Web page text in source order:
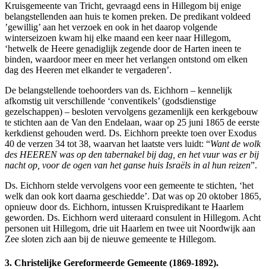
Kruisgemeente van Tricht, gevraagd eens in Hillegom bij enige
belangstellenden aan huis te komen preken. De predikant voldeed
’gewillig’ aan het verzoek en ook in het daarop volgende
winterseizoen kwam hij elke maand een keer naar Hillegom,
‘hetwelk de Heere genadiglijk zegende door de Harten ineen te
binden, waardoor meer en meer het verlangen ontstond om elken
dag des Heeren met elkander te vergaderen’.
De belangstellende toehoorders van ds. Eichhorn – kennelijk
afkomstig uit verschillende ‘conventikels’ (godsdienstige
gezelschappen) – besloten vervolgens gezamenlijk een kerkgebouw
te stichten aan de Van den Endelaan, waar op 25 juni 1865 de eerste
kerkdienst gehouden werd. Ds. Eichhorn preekte toen over Exodus
40 de verzen 34 tot 38, waarvan het laatste vers luidt: “Want de wolk
des HEEREN was op den tabernakel bij dag, en het vuur was er bij
nacht op, voor de ogen van het ganse huis Israëls in al hun reizen”.
Ds. Eichhorn stelde vervolgens voor een gemeente te stichten, ‘het
welk dan ook kort daarna geschiedde’. Dat was op 20 oktober 1865,
opnieuw door ds. Eichhorn, intussen Kruispredikant te Haarlem
geworden. Ds. Eichhorn werd uiteraard consulent in Hillegom. Acht
personen uit Hillegom, drie uit Haarlem en twee uit Noordwijk aan
Zee sloten zich aan bij de nieuwe gemeente te Hillegom.
3. Christelijke Gereformeerde Gemeente (1869-1892).